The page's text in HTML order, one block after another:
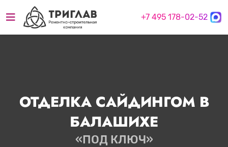
+7 495 178-02-52
ОТДЕЛКА САЙДИНГОМ В
БАЛАШИХЕ
«ПОД КЛЮЧ»